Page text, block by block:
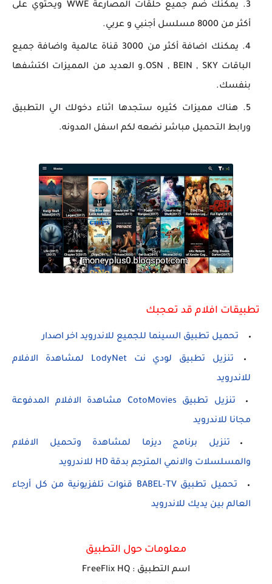
يمكنك ضم جميع حلقات المصارعة WWE ويحتوي على
أكثر من 8000 مسلسل أجنبي و عربي.
يمكنك اضافة أكثر من 3000 قناة عالمية واضافة جميع
الباقات OSN , BEIN , SKY.و العديد من المميزات اكتشفها
بنفسك.
هناك مميزات كثيره ستجدها اثناء دخولك الي التطبيق
ورابط التحميل مباشر نضعه لكم اسفل المدونه.
تطبيقات افلام قد تعجبك
تحميل تطبيق السينما للجميع للاندرويد اخر اصدار
تنزيل تطبيق لودي نت LodyNet لمشاهدة الافلام
للاندرويد
تنزيل تطبيق CotoMovies مشاهدة الافلام المدفوعة
مجانا للاندرويد
تنزيل برنامج ديزما لمشاهدة وتحميل الافلام
والمسلسلات والانمي المترجم بدقة HD للاندرويد
تحميل تطبيق BABEL-TV قنوات تلفزيونية من كل أرجاء
العالم بين يديك للاندرويد
معلومات حول التطبيق
اسم التطبيق : FreeFlix HQ